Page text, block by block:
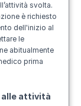
svolta.
è richiesto
dell'inizio al
le
abitualmente
prima
alle attività